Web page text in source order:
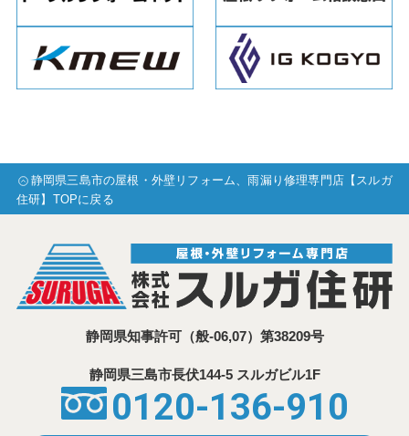
静岡県三島市の屋根・外壁リフォーム、雨漏り修理専門店【スルガ
住研】TOPに戻る
静岡県知事許可（般-06,07）第38209号
静岡県三島市⾧伏144-5 スルガビル1F
0120-136-910